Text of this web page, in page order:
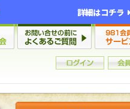
詳細はコチラ